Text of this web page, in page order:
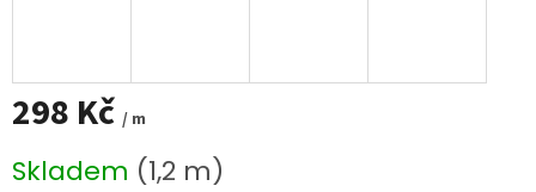
298 Kč / m
cena:
Skladem (1,2 m)